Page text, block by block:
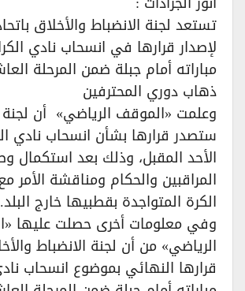
تستعد لجنة الانضباط والأخلاق
لإصدار قرارها في انسحاب نادي
مباراته أمام جبلة ضمن المرحلة
ذهاب دوري المحترفين
وعلمت «الموقف الرياضي» أن لجنة
ستصدر قرارها بشأن انسحاب نادي
الأحد المقبل، وذلك بعد استكمال
المراقبين والحكام ومناقشة الأمر
الكرة المتواجدة بقطبيها خارج البلد.
وفي معلومات أخرى حصلت عليها
الرياضي» من أن لجنة الانضباط
قرارها النهائي بموضوع انسحاب